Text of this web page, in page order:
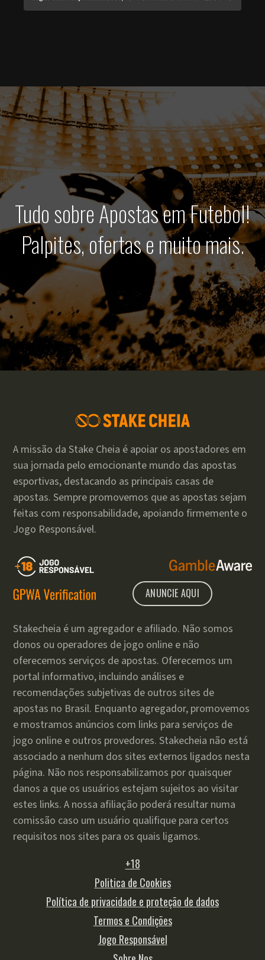
Tudo sobre Apostas em Futebol!
Palpites, ofertas e muito mais.
A missão da Stake Cheia é apoiar os apostadores em
sua jornada pelo emocionante mundo das apostas
esportivas, destacando as principais casas de
apostas. Sempre promovemos que as apostas sejam
feitas com responsabilidade, apoiando firmemente o
Jogo Responsável.
ANUNCIE AQUI
Stakecheia é um agregador e afiliado. Não somos
donos ou operadores de jogo online e não
oferecemos serviços de apostas. Oferecemos um
portal informativo, incluindo análises e
recomendações subjetivas de outros sites de
apostas no Brasil. Enquanto agregador, promovemos
e mostramos anúncios com links para serviços de
jogo online e outros provedores. Stakecheia não está
associado a nenhum dos sites externos ligados nesta
página. Não nos responsabilizamos por quaisquer
danos a que os usuários estejam sujeitos ao visitar
estes links. A nossa afiliação poderá resultar numa
comissão caso um usuário qualifique para certos
requisitos nos sites para os quais ligamos.
+18
Politica de Cookies
Política de privacidade e proteção de dados
Termos e Condições
Jogo Responsável